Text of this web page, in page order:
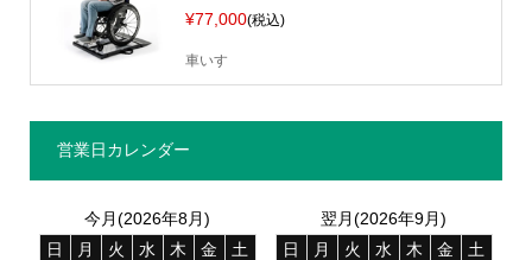
¥77,000(税込)
車いす
営業日カレンダー
今月(2026年8月)
日
月 火 水 木 金
土
翌月(2026年9月)
日
月 火 水 木 金
土